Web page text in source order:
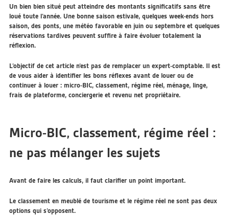
Un bien bien situé peut atteindre des montants significatifs sans être
loué toute l’année. Une bonne saison estivale, quelques week-ends hors
saison, des ponts, une météo favorable en juin ou septembre et quelques
réservations tardives peuvent suffire à faire évoluer totalement la
réflexion.
L’objectif de cet article n’est pas de remplacer un expert-comptable. Il est
de vous aider à identifier les bons réflexes avant de louer ou de
continuer à louer : micro-BIC, classement, régime réel, ménage, linge,
frais de plateforme, conciergerie et revenu net propriétaire.
Micro-BIC, classement, régime réel :
ne pas mélanger les sujets
Avant de faire les calculs, il faut clarifier un point important.
Le classement en meublé de tourismeet le régime réelne sont pas deux
options qui s’opposent.